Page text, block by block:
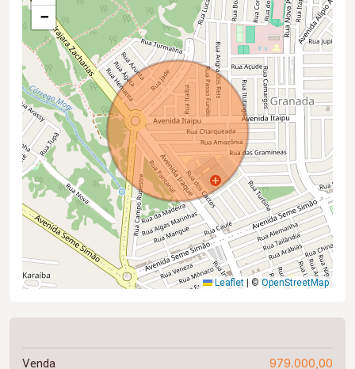
−
Leaflet | ©OpenStreetMap
Venda 979.000,00